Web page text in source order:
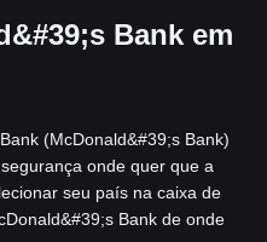
Bank em
(McDonald&#39;s Bank)
onde quer que a
seu país na caixa de
Bank de onde